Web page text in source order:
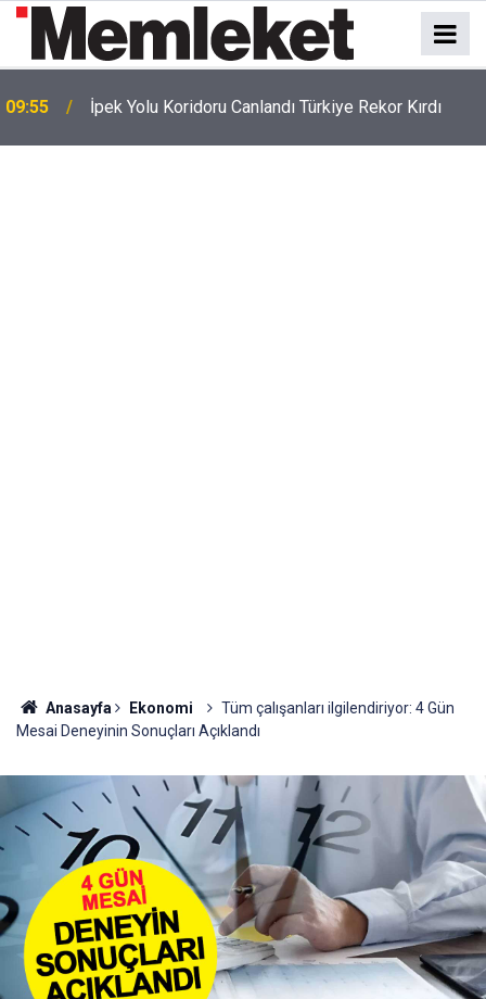
09:55 İpek Yolu Koridoru Canlandı Türkiye Rekor Kırdı
Anasayfa Ekonomi
Tüm çalışanları ilgilendiriyor: 4 Gün
Mesai Deneyinin Sonuçları Açıklandı